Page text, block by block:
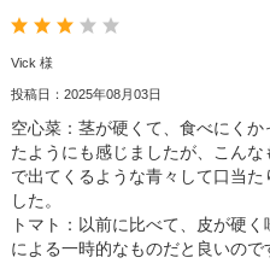
Vick 様
投稿日：2025年08月03日
空心菜：茎が硬くて、食べにく
たようにも感じましたが、こん
で出てくるような青々して口当
した。
トマト：以前に比べて、皮が硬
による一時的なものだと良いので